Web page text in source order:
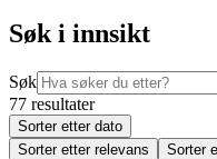
Søk i innsikt
Søk
77 resultater
Sorter etter dato
Sorter etter relevans
Sorter